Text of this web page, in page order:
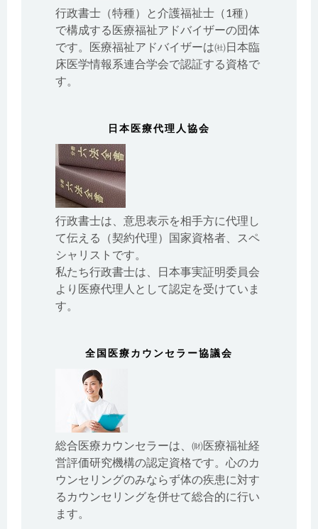
行政書士（特種）と介護福祉士（1種）
で構成する医療福祉アドバイザーの団体
です。医療福祉アドバイザーは㈳日本臨
床医学情報系連合学会で認証する資格で
す。
日本医療代理人協会
行政書士は、意思表示を相手方に代理し
て伝える（契約代理）国家資格者、スペ
シャリストです。
私たち行政書士は、日本事実証明委員会
より医療代理人として認定を受けていま
す。
全国医療カウンセラー協議会
総合医療カウンセラーは、㈶医療福祉経
営評価研究機構の認定資格です。心のカ
ウンセリングのみならず体の疾患に対す
るカウンセリングを併せて総合的に行い
ます。